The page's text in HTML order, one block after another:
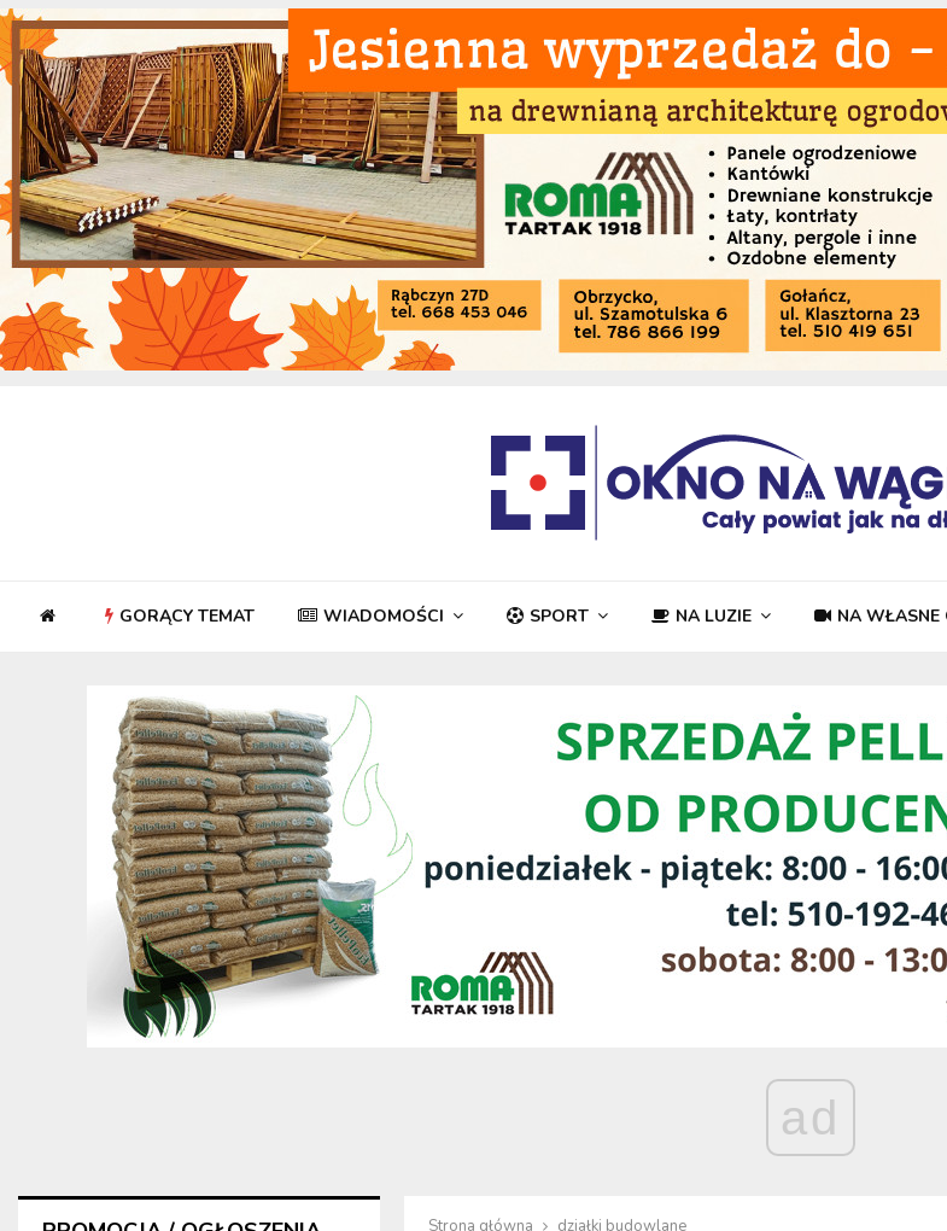
GORĄCY TEMAT WIADOMOŚCI SPORT NA LUZIE NA WŁASNE
ad
Strona główna działki budowlane